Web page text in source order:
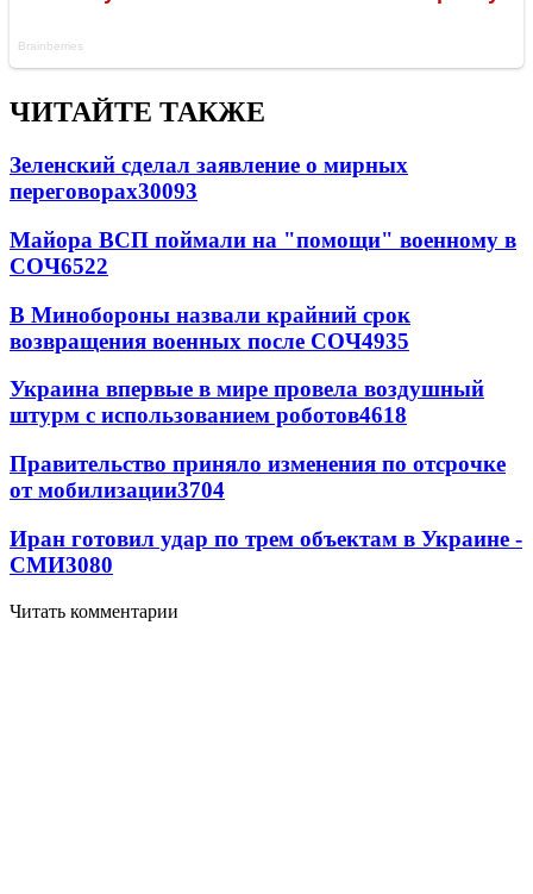
ЧИТАЙТЕ ТАКЖЕ
Зеленский сделал заявление о мирных
переговорах30093
Майора ВСП поймали на "помощи" военному в
СОЧ6522
В Минобороны назвали крайний срок
возвращения военных после СОЧ4935
Украина впервые в мире провела воздушный
штурм с использованием роботов4618
Правительство приняло изменения по отсрочке
от мобилизации3704
Иран готовил удар по трем объектам в Украине -
СМИ3080
Читать комментарии